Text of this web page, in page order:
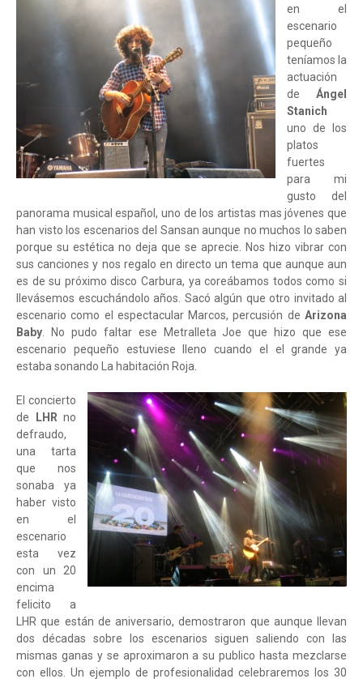
en el
escenario
pequeño
teníamos la
actuación
de Ángel
Stanich
uno de los
platos
fuertes
para mi
gusto del
panorama musical español, uno de los artistas mas jóvenes que
han visto los escenarios del Sansan aunque no muchos lo saben
porque su estética no deja que se aprecie. Nos hizo vibrar con
sus canciones y nos regalo en directo un tema que aunque aun
es de su próximo disco Carbura, ya coreábamos todos como si
llevásemos escuchándolo años. Sacó algún que otro invitado al
escenario como el espectacular Marcos, percusión de Arizona
Baby. No pudo faltar ese Metralleta Joe que hizo que ese
escenario pequeño estuviese lleno cuando el el grande ya
estaba sonando La habitación Roja.
El concierto
de LHR no
defraudo,
una tarta
que nos
sonaba ya
haber visto
en el
escenario
esta vez
con un 20
encima
felicito a
LHR que están de aniversario, demostraron que aunque llevan
dos décadas sobre los escenarios siguen saliendo con las
mismas ganas y se aproximaron a su publico hasta mezclarse
con ellos. Un ejemplo de profesionalidad celebraremos los 30